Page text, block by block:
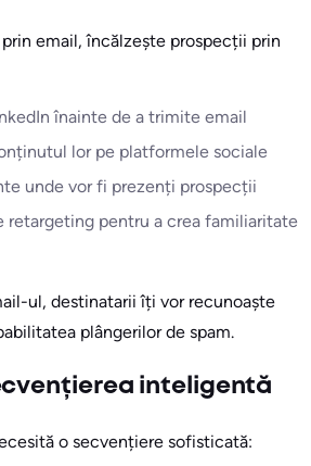
email, încălzește prospecții prin
înainte de a trimite email
lor pe platformele sociale
unde vor fi prezenți prospecții
retargeting pentru a crea familiaritate
ul, destinatarii îți vor recunoaște
plângerilor de spam.
inteligentă
o secvențiere sofisticată: